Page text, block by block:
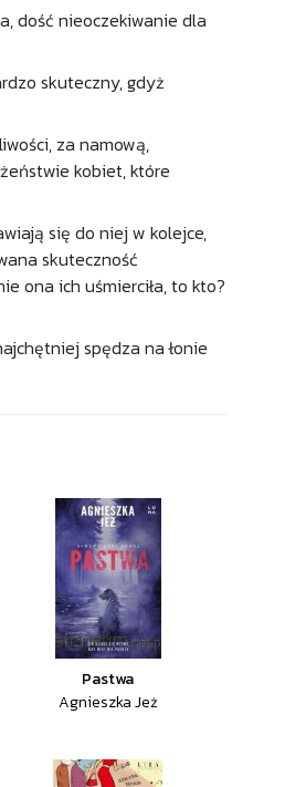
dość nieoczekiwanie dla
skuteczny, gdyż
za namową,
kobiet, które
się do niej w kolejce,
skuteczność
ona ich uśmierciła, to kto?
spędza na łonie
Pastwa
Agnieszka Jeż